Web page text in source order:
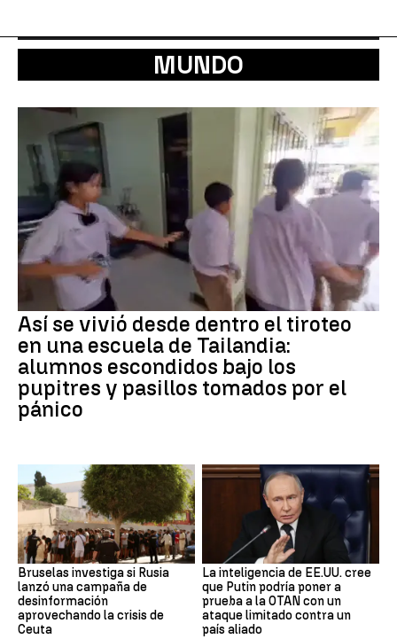
MUNDO
Así se vivió desde dentro el tiroteo
en una escuela de Tailandia:
alumnos escondidos bajo los
pupitres y pasillos tomados por el
pánico
Bruselas investiga si Rusia
lanzó una campaña de
desinformación
aprovechando la crisis de
Ceuta
La inteligencia de EE.UU. cree
que Putin podría poner a
prueba a la OTAN con un
ataque limitado contra un
país aliado